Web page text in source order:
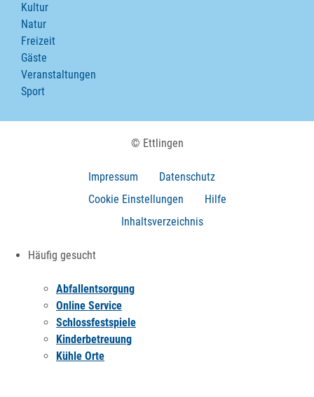
Kultur
Natur
Freizeit
Gäste
Veranstaltungen
Sport
© Ettlingen
Impressum
Datenschutz
Cookie Einstellungen
Hilfe
Inhaltsverzeichnis
Häufig gesucht
Abfallentsorgung
Online Service
Schlossfestspiele
Kinderbetreuung
Kühle Orte